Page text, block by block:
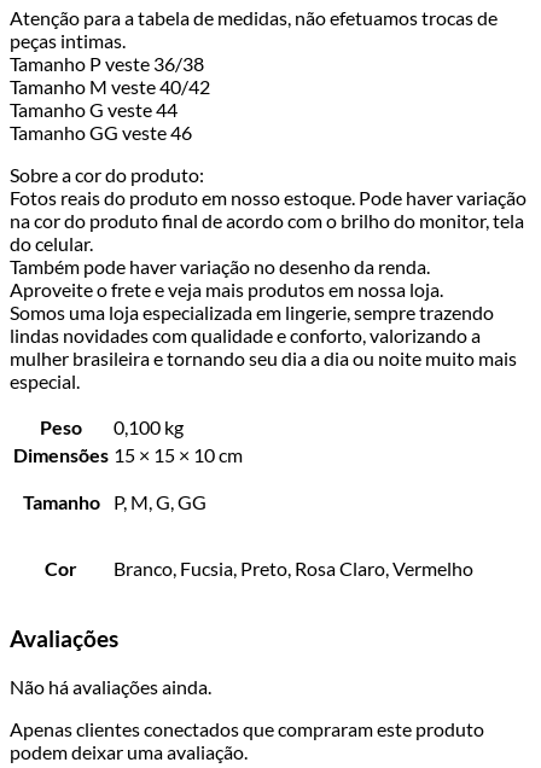
Atenção para a tabela de medidas, não efetuamos trocas de
peças intimas.
Tamanho P veste 36/38
Tamanho M veste 40/42
Tamanho G veste 44
Tamanho GG veste 46
Sobre a cor do produto:
Fotos reais do produto em nosso estoque. Pode haver variação
na cor do produto final de acordo com o brilho do monitor, tela
do celular.
Também pode haver variação no desenho da renda.
Aproveite o frete e veja mais produtos em nossa loja.
Somos uma loja especializada em lingerie, sempre trazendo
lindas novidades com qualidade e conforto, valorizando a
mulher brasileira e tornando seu dia a dia ou noite muito mais
especial.
Peso
0,100 kg
Dimensões 15 × 15 × 10 cm
Tamanho P, M, G, GG
Cor Branco, Fucsia, Preto, Rosa Claro, Vermelho
Avaliações
Não há avaliações ainda.
Apenas clientes conectados que compraram este produto
podem deixar uma avaliação.